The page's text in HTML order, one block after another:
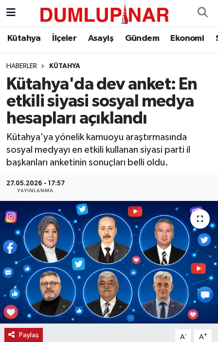
Kütahya İlçeler Asayiş Gündem Ekonomi
HABERLER KÜTAHYA
Kütahya'da dev anket: En
etkili siyasi sosyal medya
hesapları açıklandı
Kütahya'ya yönelik kamuoyu araştırmasında
sosyal medyayı en etkili kullanan siyasi parti il
başkanları anketinin sonuçları belli oldu.
27.05.2026 - 17:57
YAYINLANMA
Paylaş A- A+
Asayiş
Diğer
Dünya
Ekonomi
Eleman
Emlak
Gündem
Haber
Haber İlanlar
Kültür-Sanat
Magazin
Resmi İlanlar
Kütahya Hava Durumu
Kütahya Trafik Yoğunluk Haritası
Süper Lig Puan Durumu ve Fikstür
Tüm Manşetler
Son Dakika Haberleri
Haber Arşivi